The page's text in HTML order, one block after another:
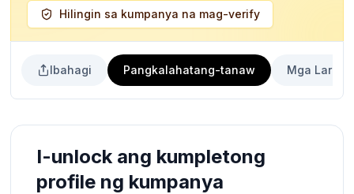
Hilingin sa kumpanya na mag-verify
Ibahagi Pangkalahatang-tanaw Mga
I-unlock ang kumpletong
profile ng kumpanya